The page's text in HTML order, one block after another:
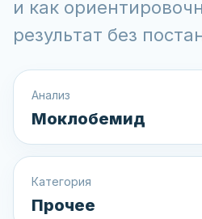
и как
результат без
Анализ
Моклобемид
Категория
Прочее